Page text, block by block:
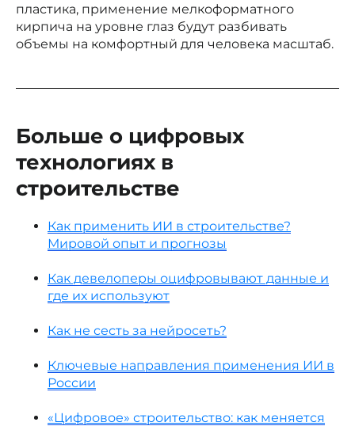
пластика, применение мелкоформатного
кирпича на уровне глаз будут разбивать
объемы на комфортный для человека масштаб.
Больше о цифровых
технологиях в
строительстве
Как применить ИИ в строительстве?
Мировой опыт и прогнозы
Как девелоперы оцифровывают данные и
где их используют
Как не сесть за нейросеть?
Ключевые направления применения ИИ в
России
«Цифровое» строительство: как меняется